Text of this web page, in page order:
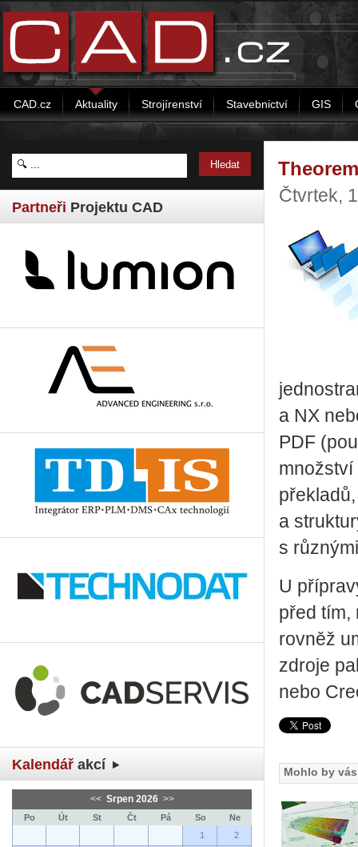
CAD.cz Aktuality Strojírenství Stavebnictví GIS
Partneři Projektu CAD
Kalendář akcí
<< Srpen 2026 >>
Po Út St Čt Pá So
Ne
1
2
Čtvrtek,
a NX
PDF
a
s
U
před tím,
rovněž
zdroje
nebo
Mohlo by